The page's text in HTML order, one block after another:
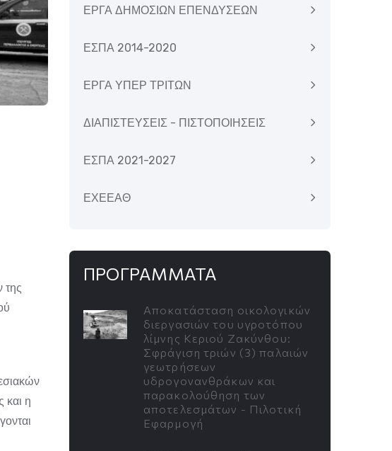
της
και η
ΕΡΓΑ ΔΗΜΟΣΙΩΝ ΕΠΕΝΔΥΣΕΩΝ
ΕΣΠΑ 2014-2020
ΕΡΓΑ ΥΠΕΡ ΤΡΙΤΩΝ
ΔΙΑΠΙΣΤΕΥΣΕΙΣ - ΠΙΣΤΟΠΟΙΗΣΕΙΣ
ΕΣΠΑ 2021-2027
ΕΧΕΕΑΘ
ΠΡΟΓΡΑΜΜΑΤΑ
Αποκατάσταση οικολογικών
διεργασιών του υγροτόπου
λίμνης Κεριού Ζακύνθου:
Σφράγιση τριών (3) παλαιών
γεωτρήσεων
υδρογονανθράκων και
παρακολούθηση των
αποτελεσμάτων - Πιλοτική
Εφαρμογή